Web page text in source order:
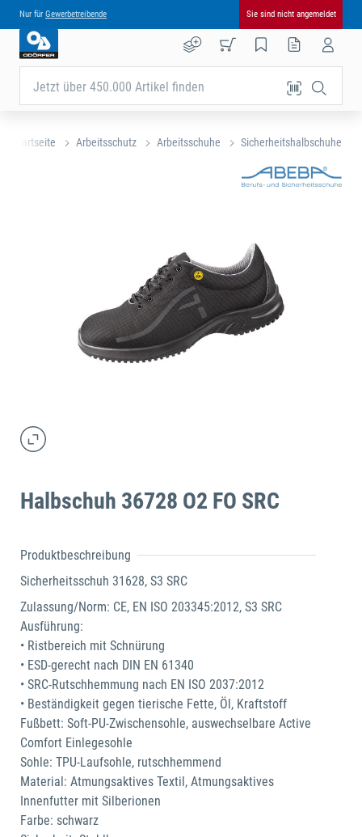
Nur für Gewerbetreibende Sie sind nicht angemeldet
Jetzt über 450.000 Artikel finden
Startseite Arbeitsschutz Arbeitsschuhe Sicherheitshalbschuhe
Halbschuh 36728 O2 FO SRC
Produktbeschreibung
Sicherheitsschuh 31628, S3 SRC
Zulassung/Norm: CE, EN ISO 203345:2012, S3 SRC
Ausführung:
• Ristbereich mit Schnürung
• ESD-gerecht nach DIN EN 61340
• SRC-Rutschhemmung nach EN ISO 2037:2012
• Beständigkeit gegen tierische Fette, Öl, Kraftstoff
Fußbett: Soft-PU-Zwischensohle, auswechselbare Active
Comfort Einlegesohle
Sohle: TPU-Laufsohle, rutschhemmend
Material: Atmungsaktives Textil, Atmungsaktives
Innenfutter mit Silberionen
Farbe: schwarz